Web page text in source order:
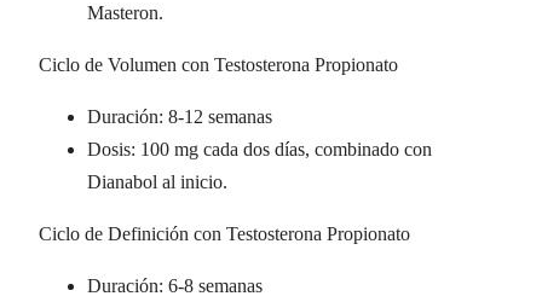
Masteron.
Ciclo de Volumen con Testosterona Propionato
Duración: 8-12 semanas
Dosis: 100 mg cada dos días, combinado con
Dianabol al inicio.
Ciclo de Definición con Testosterona Propionato
Duración: 6-8 semanas